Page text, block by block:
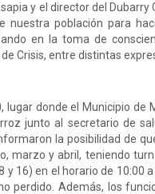
y el director del
nuestra población para
en la toma de
Crisis, entre distintas
lugar donde el Municipio
junto al secretario de
la posibilidad de
marzo y abril, teniendo
y 16) en el horario de 10:00
perdido. Además, los